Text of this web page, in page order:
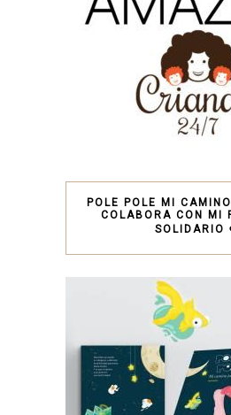
POLE POLE MI
COLABORA CON MI
SOLIDARIO